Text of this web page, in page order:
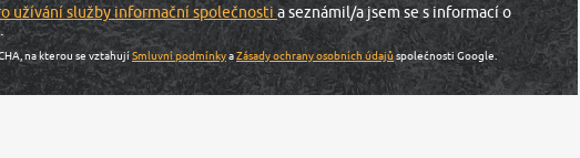
užívání služby informační společnosti a seznámil/a jsem se s informací o
.
na kterou se vztahujíSmluvní podmínkyaZásady ochrany osobních údajůspolečnosti Google.